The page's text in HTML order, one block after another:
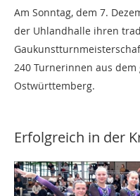
Am Sonntag, dem 7.
der Uhlandhalle ihren
240 Turnerinnen aus dem
Ostwürttemberg.
Erfolgreich in der